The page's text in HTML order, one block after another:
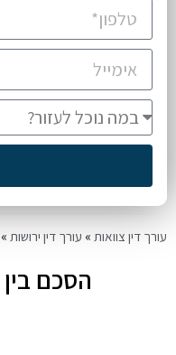
עורך דין צוואות » עורך דין ירושות »
הסכם בין